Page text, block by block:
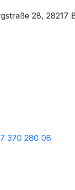
28, 28217
370 280 08